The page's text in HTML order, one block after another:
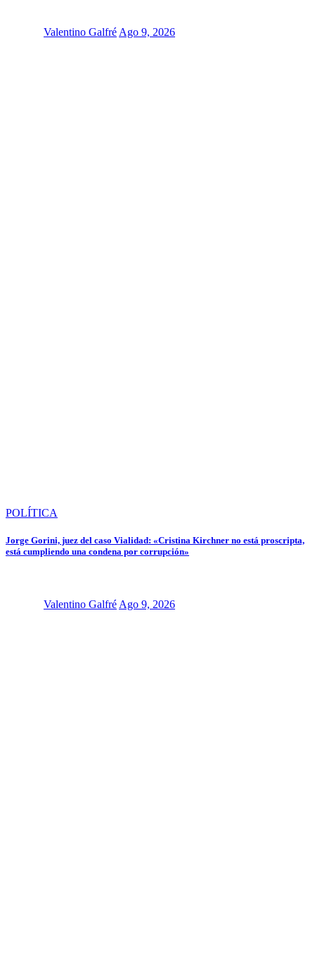
Valentino Galfré Ago 9, 2026
POLÍTICA
Jorge Gorini, juez del caso Vialidad: «Cristina Kirchner no está proscripta,
está cumpliendo una condena por corrupción»
Valentino Galfré Ago 9, 2026